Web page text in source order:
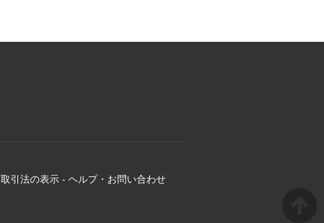
引法の表示 - ヘルプ・お問い合わせ